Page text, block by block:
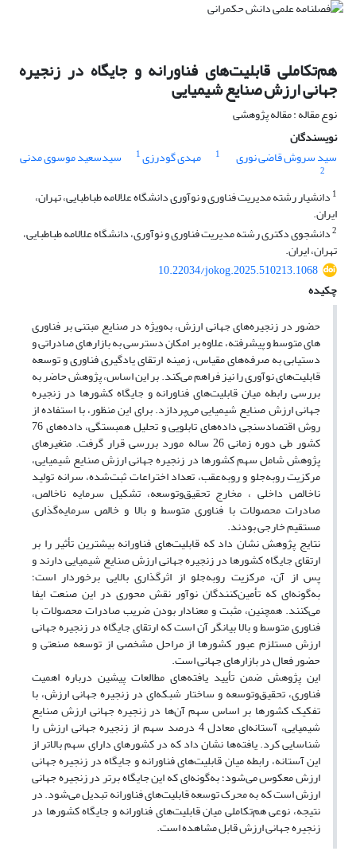
هم‌تکاملی قابلیت‌های فناورانه و جایگاه در زنجیره
جهانی ارزش صنایع شیمیایی
نوع مقاله : مقاله پژوهشی
نویسندگان
سید سروش قاضی نوری
1 مهدی گودرزی1 سیدسعید موسوی مدنی
2
1 دانشیار رشته مدیریت فناوری و نوآوری دانشگاه علالامه طباطبایی، تهران،
ایران.
2دانشجوی دکتری رشته مدیریت فناوری و نوآوری، دانشگاه علالامه طباطبایی،
تهران، ایران.
10.22034/jokog.2025.510213.1068
چکیده
حضور در زنجیره‌های جهانی ارزش، به‌ویژه در صنایع مبتنی بر فناوری
های متوسط و پیشرفته، علاوه بر امکان دسترسی به بازارهای صادراتی و
دستیابی به صرفه‌های مقیاس، زمینه ارتقای یادگیری فناوری و توسعه
قابلیت‌های نوآوری را نیز فراهم می‌کند. بر این اساس، پژوهش حاضر به
بررسی رابطه میان قابلیت‌های فناورانه و جایگاه کشورها در زنجیره
جهانی ارزش صنایع شیمیایی می‌پردازد. برای این منظور، با استفاده از
روش اقتصادسنجی داده‌های تابلویی و تحلیل همبستگی، داده‌های 76
کشور طی دوره زمانی 26 ساله مورد بررسی قرار گرفت. متغیرهای
پژوهش شامل سهم کشورها در زنجیره جهانی ارزش صنایع شیمیایی،
مرکزیت روبه‌جلو و روبه‌عقب، تعداد اختراعات ثبت‌شده، سرانه تولید
ناخالص داخلی ، مخارج تحقیق‌وتوسعه، تشکیل سرمایه ناخالص،
صادرات محصولات با فناوری متوسط و بالا و خالص سرمایه‌گذاری
مستقیم خارجی بودند.
نتایج پژوهش نشان داد که قابلیت‌های فناورانه بیشترین تأثیر را بر
ارتقای جایگاه کشورها در زنجیره جهانی ارزش صنایع شیمیایی دارند و
پس از آن، مرکزیت روبه‌جلو از اثرگذاری بالایی برخوردار است؛
به‌گونه‌ای که تأمین‌کنندگان نوآور نقش محوری در این صنعت ایفا
می‌کنند. همچنین، مثبت و معنادار بودن ضریب صادرات محصولات با
فناوری متوسط و بالا بیانگر آن است که ارتقای جایگاه در زنجیره جهانی
ارزش مستلزم عبور کشورها از مراحل مشخصی از توسعه صنعتی و
حضور فعال در بازارهای جهانی است.
این پژوهش ضمن تأیید یافته‌های مطالعات پیشین درباره اهمیت
فناوری، تحقیق‌وتوسعه و ساختار شبکه‌ای در زنجیره جهانی ارزش، با
تفکیک کشورها بر اساس سهم آن‌ها در زنجیره جهانی ارزش صنایع
شیمیایی، آستانه‌ای معادل 4 درصد سهم از زنجیره جهانی ارزش را
شناسایی کرد. یافته‌ها نشان داد که در کشورهای دارای سهم بالاتر از
این آستانه، رابطه میان قابلیت‌های فناورانه و جایگاه در زنجیره جهانی
ارزش معکوس می‌شود؛ به‌گونه‌ای که این جایگاه برتر در زنجیره جهانی
ارزش است که به محرک توسعه قابلیت‌های فناورانه تبدیل می‌شود. در
نتیجه، نوعی هم‌تکاملی میان قابلیت‌های فناورانه و جایگاه کشورها در
زنجیره جهانی ارزش قابل مشاهده است.